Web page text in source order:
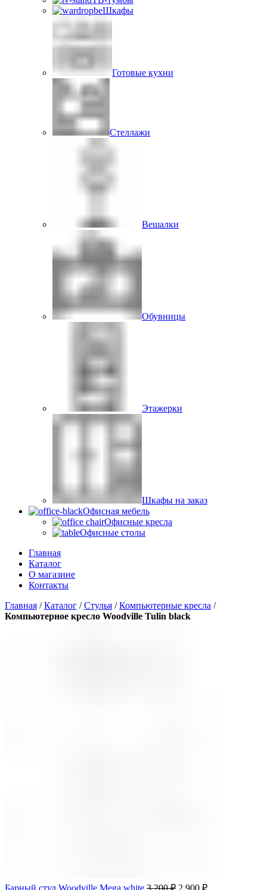
Шкафы
Готовые кухни
Стеллажи
Вешалки
Обувницы
Этажерки
Шкафы на заказ
Офисная мебель
Офисные кресла
Офисные столы
Главная
Каталог
О магазине
Контакты
Главная /Каталог /Стулья /Компьютерные кресла /
Компьютерное кресло Woodville Tulin black
Барный стул Woodville Mega white 3 200₽ 2 900 ₽